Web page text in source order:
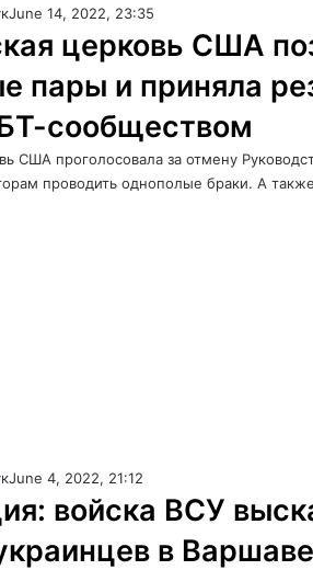
June 14, 2022, 23:35
церковь США
пары и приняла
сообществом
США проголосовала за отмену
проводить однополые браки. А
June 4, 2022, 21:12
войска ВСУ
в Варшаве